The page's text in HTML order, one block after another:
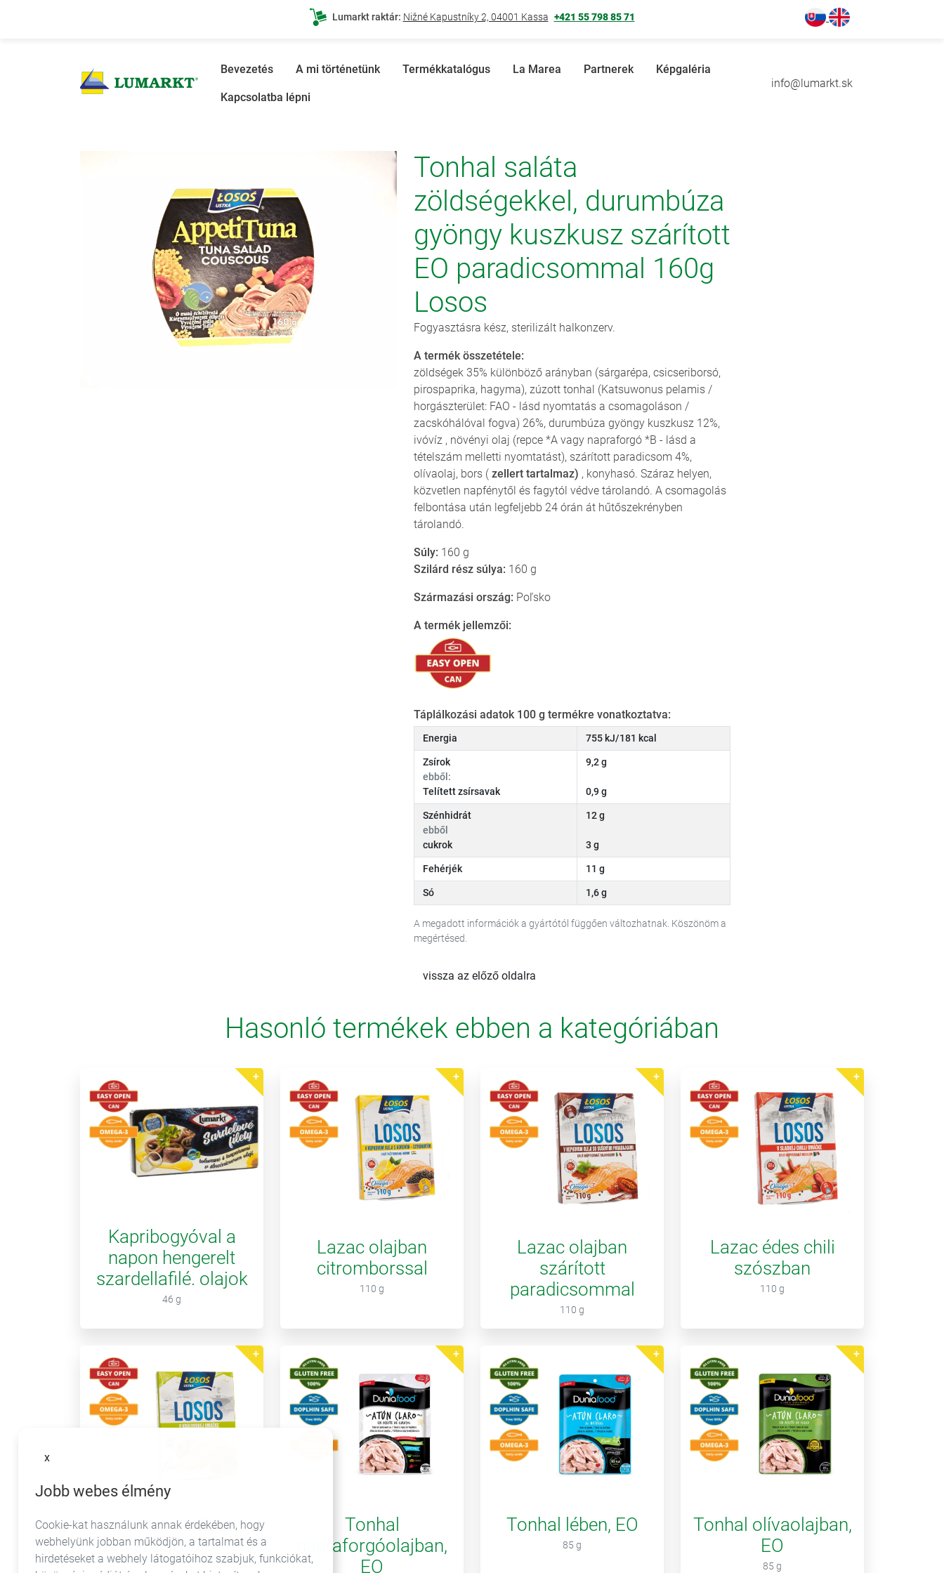
Lumarkt raktár: Nižné Kapustníky 2, 04001 Kassa +421 55 798 85 71
Bevezetés A mi történetünk Termékkatalógus La Marea Partnerek Képgaléria
Kapcsolatba lépni
info@lumarkt.sk
Tonhal saláta
zöldségekkel, durumbúza
gyöngy kuszkusz szárított
EO paradicsommal 160g
Losos
Fogyasztásra kész, sterilizált halkonzerv.
A termék összetétele:
zöldségek 35% különböző arányban (sárgarépa, csicseriborsó,
pirospaprika, hagyma), zúzott tonhal (Katsuwonus pelamis /
horgászterület: FAO - lásd nyomtatás a csomagoláson /
zacskóhálóval fogva) 26%, durumbúza gyöngy kuszkusz 12%,
ivóvíz , növényi olaj (repce *A vagy napraforgó *B - lásd a
tételszám melletti nyomtatást), szárított paradicsom 4%,
olívaolaj, bors ( zellert tartalmaz) , konyhasó. Száraz helyen,
közvetlen napfénytől és fagytól védve tárolandó. A csomagolás
felbontása után legfeljebb 24 órán át hűtőszekrényben
tárolandó.
Súly: 160 g
Szilárd rész súlya: 160 g
Származási ország: Poľsko
A termék jellemzői:
Táplálkozási adatok 100 g termékre vonatkoztatva:
Energia 755 kJ/181 kcal
Zsírok
ebből:
Telített zsírsavak
9,2 g
0,9 g
Szénhidrát
ebből
cukrok
12 g
3 g
Fehérjék 11 g
Só 1,6 g
A megadott információk a gyártótól függően változhatnak. Köszönöm a
megértésed.
vissza az előző oldalra
Hasonló termékek ebben a kategóriában
Kapribogyóval a
napon hengerelt
szardellafilé. olajok
46 g
Lazac olajban
citromborssal
110 g
Lazac olajban
szárított
paradicsommal
110 g
Lazac édes chili
szószban
110 g
Lazac királyi
szószban
110 g
Tonhal
napraforgóolajban,
EO
Tonhal lében, EO
85 g
Tonhal olívaolajban,
EO
85 g
x
Jobb webes élmény
Cookie-kat használunk annak érdekében, hogy
webhelyünk jobban működjön, a tartalmat és a
hirdetéseket a webhely látogatóihoz szabjuk, funkciókat,